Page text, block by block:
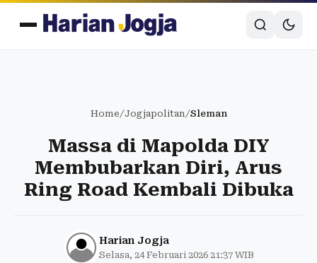
Home/Jogjapolitan/Sleman
Massa di Mapolda DIY
Membubarkan Diri, Arus
Ring Road Kembali Dibuka
Harian Jogja
Selasa, 24 Februari 2026 21:37 WIB